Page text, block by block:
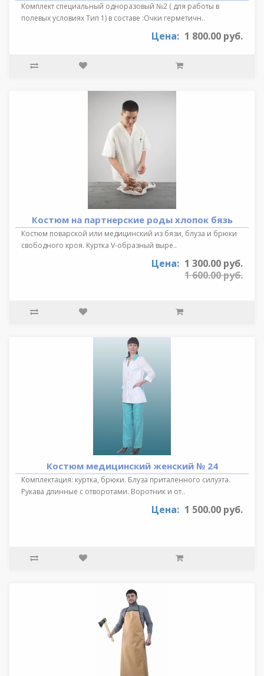
Комплект специальный одноразовый №2 ( для работы в
полевых условиях Тип 1) в составе :Очки герметичн..
Цена: 1 800.00 руб.
Костюм на партнерские роды хлопок бязь
Костюм поварской или медицинский из бязи, блуза и брюки
свободного кроя. Куртка V-образный выре..
Цена: 1 300.00 руб.
1 600.00 руб.
Костюм медицинский женский № 24
Комплектация: куртка, брюки. Блуза приталенного силуэта.
Рукава длинные с отворотами. Воротник и от..
Цена: 1 500.00 руб.